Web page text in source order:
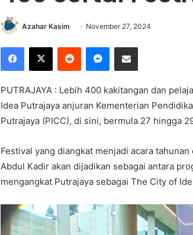
Azahar Kasim November 27, 2024
Facebook
X Reddit Messenger
Share via Email
PUTRAJAYA : Lebih 400 kakitangan dan
Idea Putrajaya anjuran Kementerian
Putrajaya (PICC), di sini, bermula 27 hingga
Festival yang diangkat menjadi acara
Abdul Kadir akan dijadikan sebagai antara
mengangkat Putrajaya sebagai The City of